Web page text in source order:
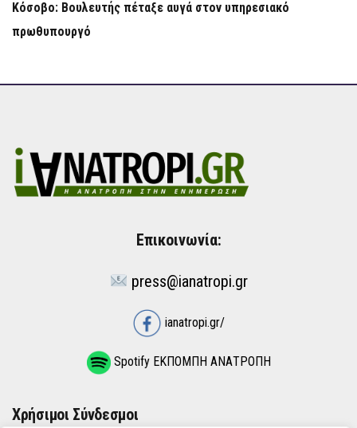
Κόσοβο: Βουλευτής πέταξε αυγά στον υπηρεσιακό
πρωθυπουργό
Επικοινωνία:
press@ianatropi.gr
ianatropi.gr/
Spotify ΕΚΠΟΜΠΗ ΑΝΑΤΡΟΠΗ
Χρήσιμοι Σύνδεσμοι